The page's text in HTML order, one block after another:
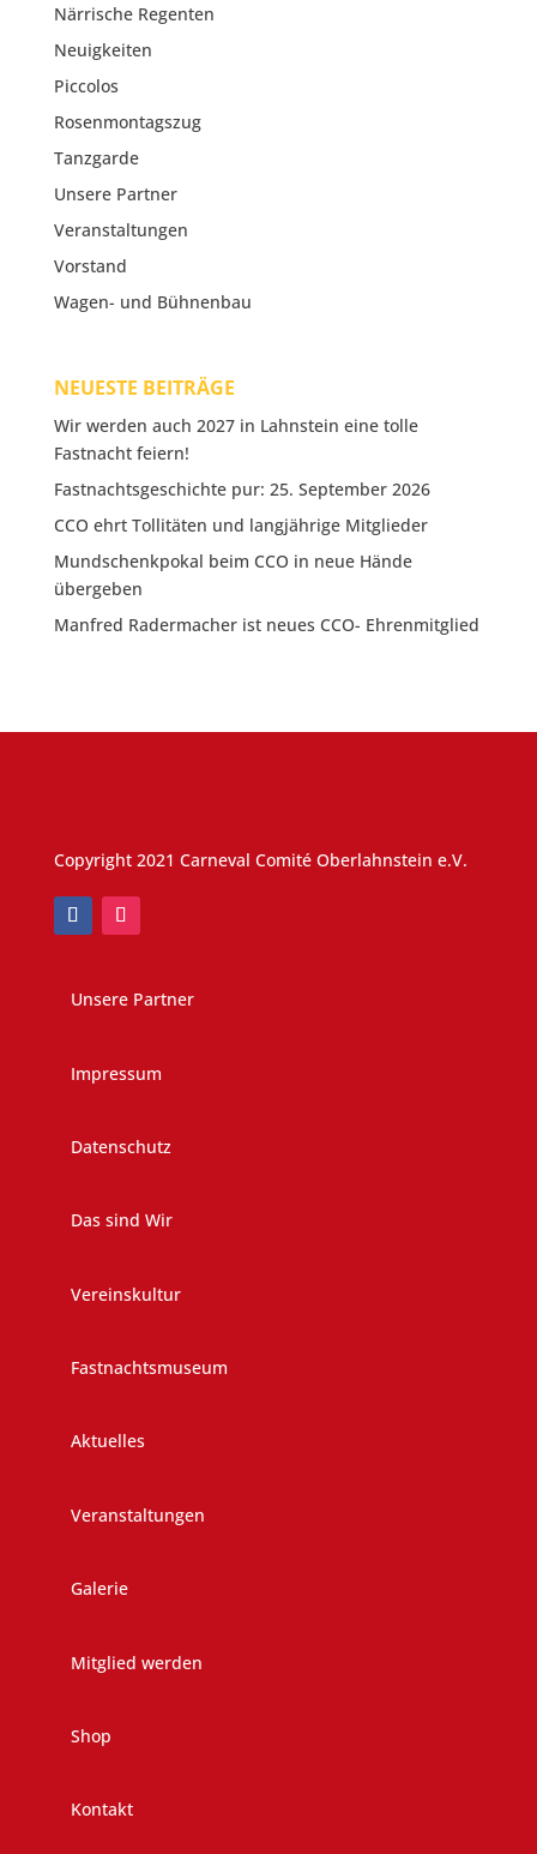
Närrische Regenten
Neuigkeiten
Piccolos
Rosenmontagszug
Tanzgarde
Unsere Partner
Veranstaltungen
Vorstand
Wagen- und Bühnenbau
NEUESTE BEITRÄGE
Wir werden auch 2027 in Lahnstein eine tolle
Fastnacht feiern!
Fastnachtsgeschichte pur: 25. September 2026
CCO ehrt Tollitäten und langjährige Mitglieder
Mundschenkpokal beim CCO in neue Hände
übergeben
Manfred Radermacher ist neues CCO- Ehrenmitglied
Copyright 2021 Carneval Comité Oberlahnstein e.V.
Unsere Partner
Impressum
Datenschutz
Das sind Wir
Vereinskultur
Fastnachtsmuseum
Aktuelles
Veranstaltungen
Galerie
Mitglied werden
Shop
Kontakt